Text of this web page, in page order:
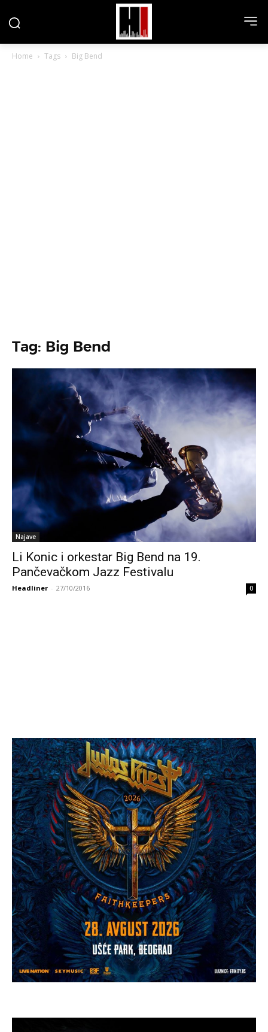
Home Tags Big Bend
Tag: Big Bend
Najave
Li Konic i orkestar Big Bend na 19.
Pančevačkom Jazz Festivalu
Headliner - 27/10/2016 0